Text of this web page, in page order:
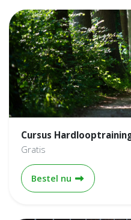
Cursus
Gratis
Bestel nu Cursus